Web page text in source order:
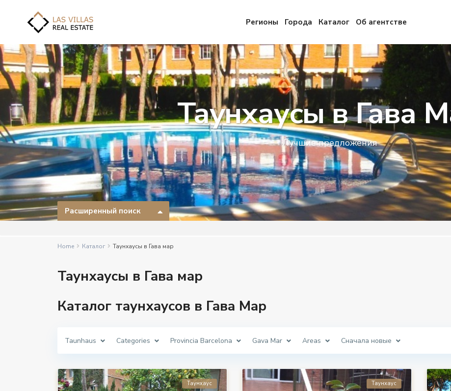
Регионы Города Каталог Об агентстве
Таунхаусы в Гава
Лучшие предложения
Расширенный поиск
Home Каталог Таунхаусы в Гава мар
Таунхаусы в Гава мар
Каталог таунхаусов в Гава Мар
Taunhaus Categories Provincia Barcelona Gava Mar Areas Сначала новые
Таунхаус Таунхаус